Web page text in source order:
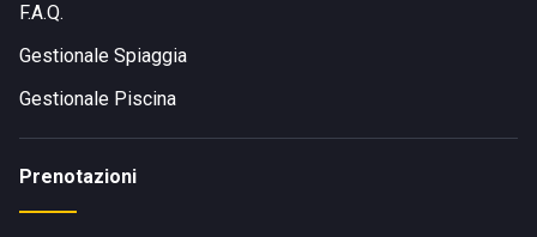
F.A.Q.
Gestionale Spiaggia
Gestionale Piscina
Prenotazioni